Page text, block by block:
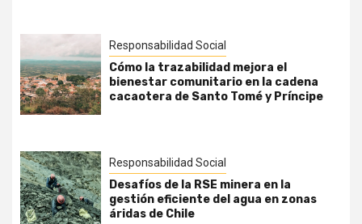
Responsabilidad Social
Cómo la trazabilidad mejora el
bienestar comunitario en la cadena
cacaotera de Santo Tomé y Príncipe
Responsabilidad Social
Desafíos de la RSE minera en la
gestión eficiente del agua en zonas
áridas de Chile